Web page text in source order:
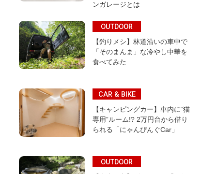
ンガレージとは
OUTDOOR
【釣りメシ】林道沿いの車中で
「そのまんま」な冷やし中華を
食べてみた
CAR & BIKE
【キャンピングカー】車内に“猫
専用”ルーム!? 2万円台から借り
られる「にゃんぴんぐCar」
OUTDOOR